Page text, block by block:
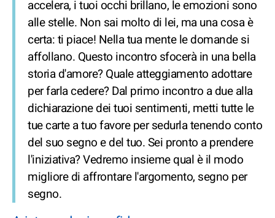
accelera, i tuoi occhi brillano, le emozioni sono
alle stelle. Non sai molto di lei, ma una cosa è
certa: ti piace! Nella tua mente le domande si
affollano. Questo incontro sfocerà in una bella
storia d'amore? Quale atteggiamento adottare
per farla cedere? Dal primo incontro a due alla
dichiarazione dei tuoi sentimenti, metti tutte le
tue carte a tuo favore per sedurla tenendo conto
del suo segno e del tuo. Sei pronto a prendere
l'iniziativa? Vedremo insieme qual è il modo
migliore di affrontare l'argomento, segno per
segno.